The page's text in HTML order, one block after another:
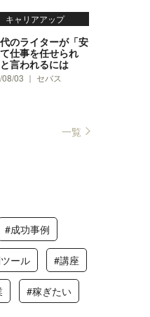
キャリアアップ
のライターが「安
仕事を任せられ
言われるには
03 ｜ セバス
一覧
#成功事例
ール #講座
#稼ぎたい